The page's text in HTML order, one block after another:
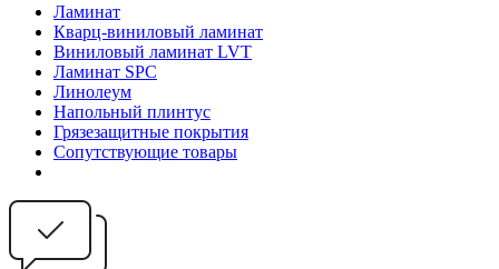
Ламинат
Кварц-виниловый ламинат
Виниловый ламинат LVT
Ламинат SPC
Линолеум
Напольный плинтус
Грязезащитные покрытия
Сопутствующие товары